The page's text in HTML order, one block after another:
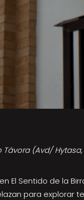
Távora (Avd/ Hytasa,
El Sentido de la
para explorar